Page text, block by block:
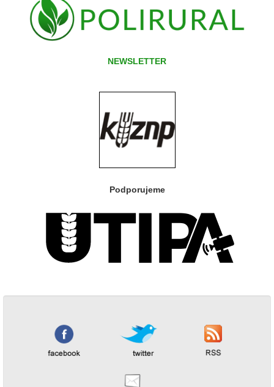
NEWSLETTER
Podporujeme